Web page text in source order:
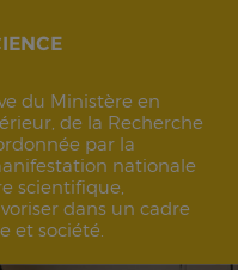
du Ministère en
de la Recherche
par la
nationale
scientifique,
dans un cadre
et société.